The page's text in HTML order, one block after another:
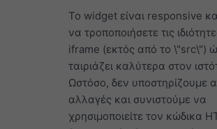
Το widget είναι responsive
να τροποποιήσετε τις
iframe (εκτός από το \"src\")
ταιριάζει καλύτερα στον
Ωστόσο, δεν υποστηρίζουμε
αλλαγές και συνιστούμε να
χρησιμοποιείτε τον κώδικα